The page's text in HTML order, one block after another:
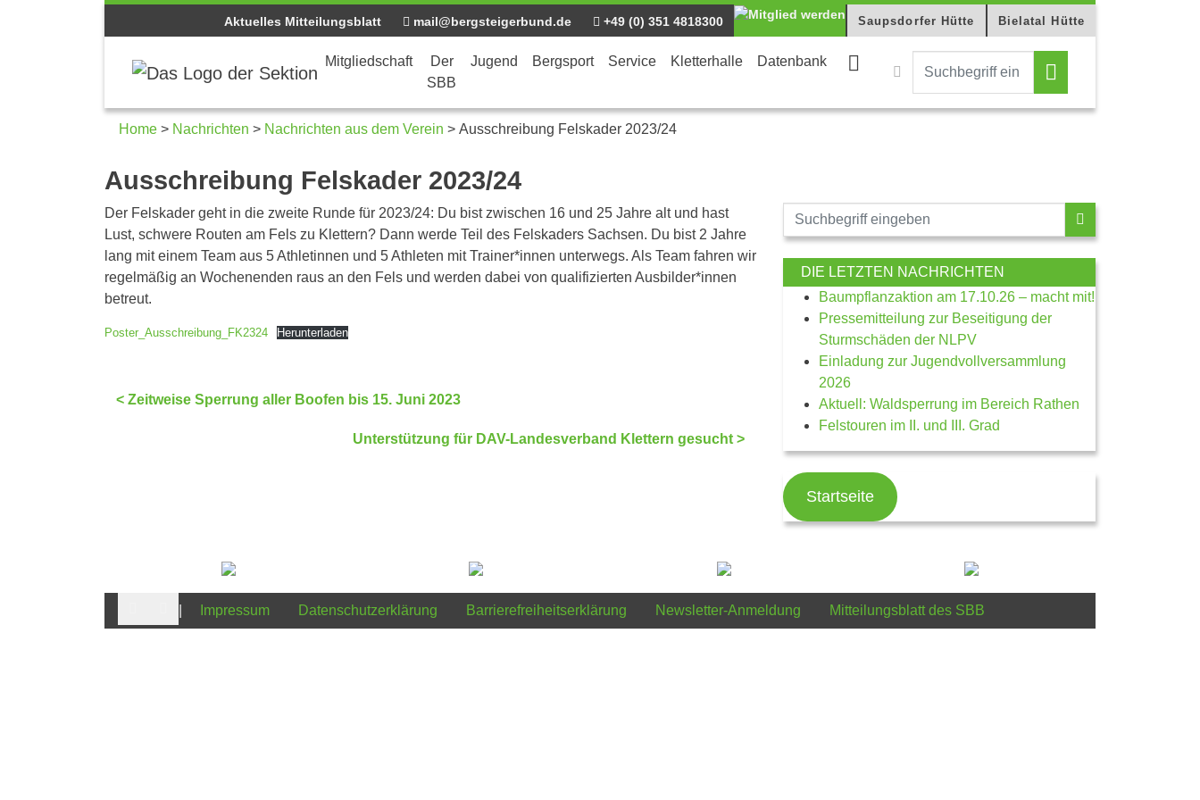
Aktuelles Mitteilungsblatt mail@bergsteigerbund.de +49 (0) 351 4818300 Saupsdorfer Hütte Bielatal Hütte
Mitgliedschaft
Der
SBB
Jugend Bergsport Service Kletterhalle Datenbank
Home > Nachrichten > Nachrichten aus dem Verein > Ausschreibung Felskader 2023/24
Ausschreibung Felskader 2023/24
Der Felskader geht in die zweite Runde für 2023/24: Du bist zwischen 16 und 25 Jahre alt und hast
Lust, schwere Routen am Fels zu Klettern? Dann werde Teil des Felskaders Sachsen. Du bist 2 Jahre
lang mit einem Team aus 5 Athletinnen und 5 Athleten mit Trainer*innen unterwegs. Als Team fahren wir
regelmäßig an Wochenenden raus an den Fels und werden dabei von qualifizierten Ausbilder*innen
betreut.
Poster_Ausschreibung_FK2324 Herunterladen
< Zeitweise Sperrung aller Boofen bis 15. Juni 2023
Unterstützung für DAV-Landesverband Klettern gesucht >
DIE LETZTEN NACHRICHTEN
Baumpflanzaktion am 17.10.26 – macht mit!
Pressemitteilung zur Beseitigung der
Sturmschäden der NLPV
Einladung zur Jugendvollversammlung
2026
Aktuell: Waldsperrung im Bereich Rathen
Felstouren im II. und III. Grad
Startseite
Impressum Datenschutzerklärung Barrierefreiheitserklärung Newsletter-Anmeldung Mitteilungsblatt des SBB